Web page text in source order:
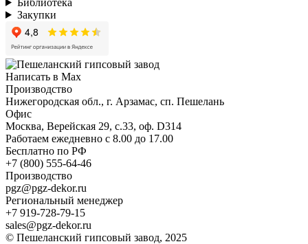
Библиотека
Закупки
Написать в Max
Производство
Нижегородская обл., г. Арзамас, сп. Пешелань
Офис
Москва, Верейская 29, с.33, оф. D314
Работаем ежедневно с 8.00 до 17.00
Бесплатно по РФ
+7 (800) 555-64-46
Производство
pgz@pgz-dekor.ru
Региональный менеджер
+7 919-728-79-15
sales@pgz-dekor.ru
© Пешеланский гипсовый завод, 2025